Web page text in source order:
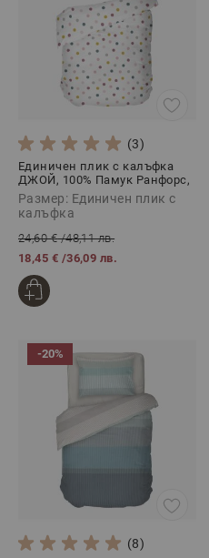
(3)
Единичен плик с калъфка
ДЖОЙ, 100% Памук Ранфорс,
2 части
Размер: Единичен плик с
калъфка
24,60 €/48,11 лв.
18,45 € /36,09 лв.
-20%
(8)